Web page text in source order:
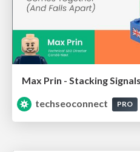
techseoconnect
PRO